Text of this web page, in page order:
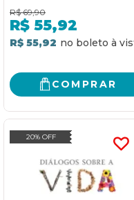
R$ 69,90
R$ 55,92
R$ 55,92
COMPRAR
20% OFF